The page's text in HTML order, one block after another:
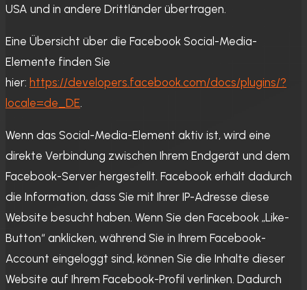
USA und in andere Drittländer übertragen.
Eine Übersicht über die Facebook Social-Media-
Elemente finden Sie
hier: https://developers.facebook.com/docs/plugins/?
locale=de_DE.
Wenn das Social-Media-Element aktiv ist, wird eine
direkte Verbindung zwischen Ihrem Endgerät und dem
Facebook-Server hergestellt. Facebook erhält dadurch
die Information, dass Sie mit Ihrer IP-Adresse diese
Website besucht haben. Wenn Sie den Facebook „Like-
Button“ anklicken, während Sie in Ihrem Facebook-
Account eingeloggt sind, können Sie die Inhalte dieser
Website auf Ihrem Facebook-Profil verlinken. Dadurch